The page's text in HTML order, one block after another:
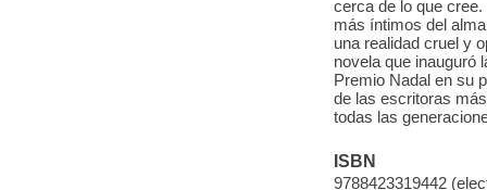
cerca de lo que
más íntimos del
una realidad cruel y
novela que inauguró
Premio Nadal en su
de las escritoras
todas las
ISBN
9788423319442